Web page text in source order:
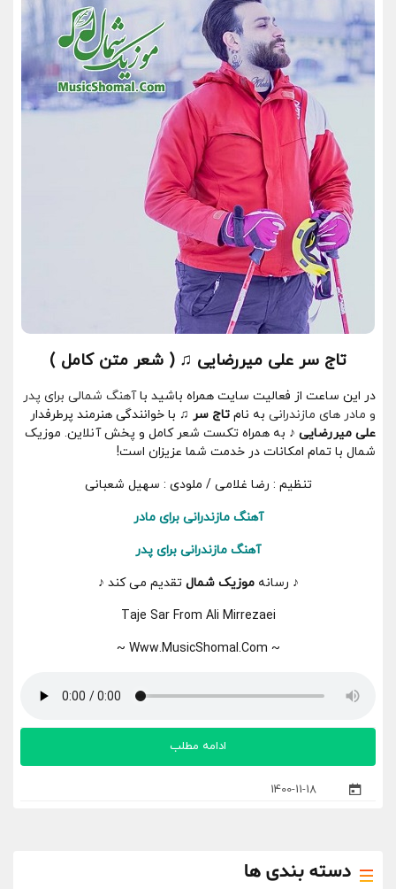
دسته بندی ها
تاج سر علی میررضایی ♫ ( شعر متن کامل )
در این ساعت از فعالیت سایت همراه باشید باآهنگ شمالی برای پدر
و مادر های مازندرانی به نام تاج سر ♫ با خوانندگی هنرمند پرطرفدار
علی میررضایی ♪ به همراه تکست شعر کامل و پخش آنلاین. موزیک
شمال با تمام امکانات در خدمت شما عزیزان است!
تنظیم : رضا غلامی / ملودی : سهیل شعبانی
آهنگ مازندرانی برای مادر
آهنگ مازندرانی برای پدر
♪ رسانهموزیک شمال تقدیم می کند ♪
Taje Sar From Ali Mirrezaei
~ Www.MusicShomal.Com ~
1400-11-18
ادامه مطلب